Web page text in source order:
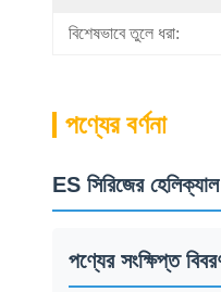
বিশেষভাবে তুলে ধরা:
পণ্যের বর্ণনা
ES সিরিজের
পণ্যের সংক্ষিপ্ত